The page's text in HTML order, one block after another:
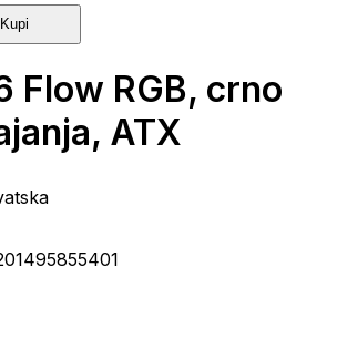
Kupi
Flow RGB, crno
ATX